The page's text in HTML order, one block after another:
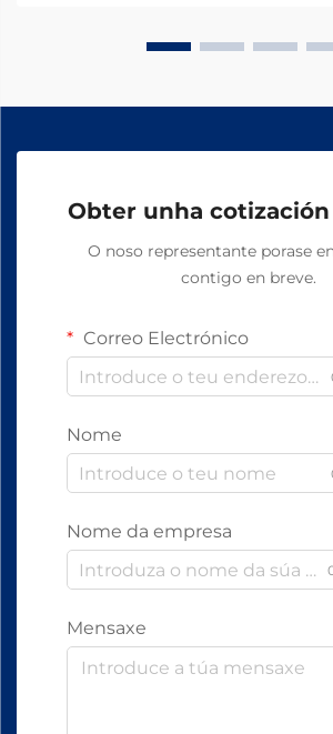
Obter unha
O noso representante porase
contigo en breve.
Correo Electrónico
Nome
Nome da empresa
Mensaxe